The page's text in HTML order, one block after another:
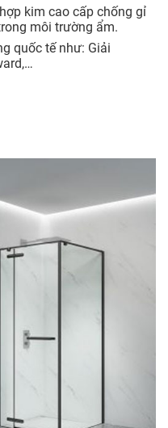
kim cao cấp chống gỉ
môi trường ẩm.
quốc tế như: Giải